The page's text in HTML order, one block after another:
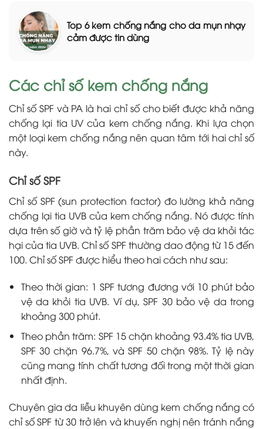
Top 6 kem chống nắng cho da mụn nhạy
cảm được tin dùng
Các chỉ số kem chống nắng
Chỉ số SPF và PA là hai chỉ số cho biết được khả năng
chống lại tia UV của kem chống nắng. Khi lựa chọn
một loại kem chống nắng nên quan tâm tới hai chỉ số
này.
Chỉ số SPF
Chỉ số SPF (sun protection factor) đo lường khả năng
chống lại tia UVB của kem chống nắng. Nó được tính
dựa trên số giờ và tỷ lệ phần trăm bảo vệ da khỏi tác
hại của tia UVB. Chỉ số SPF thường dao động từ 15 đến
100. Chỉ số SPF được hiểu theo hai cách như sau:
Theo thời gian: 1 SPF tương đương với 10 phút bảo
vệ da khỏi tia UVB. Ví dụ, SPF 30 bảo vệ da trong
khoảng 300 phút.
Theo phần trăm: SPF 15 chặn khoảng 93.4% tia UVB,
SPF 30 chặn 96.7%, và SPF 50 chặn 98%. Tỷ lệ này
cũng mang tính chất tương đối trong một thời gian
nhất định.
Chuyên gia da liễu khuyên dùng kem chống nắng có
chỉ số SPF từ 30 trở lên và khuyến nghị nên tránh nắng